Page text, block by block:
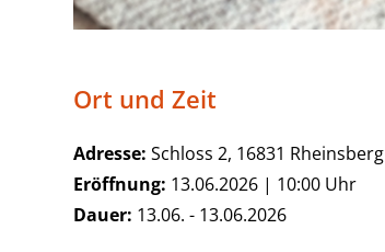
Ort und Zeit
Adresse: Schloss 2, 16831 Rheinsberg
Eröffnung: 13.06.2026 | 10:00 Uhr
Dauer: 13.06. - 13.06.2026